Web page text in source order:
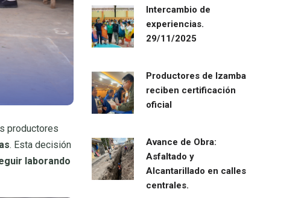
productores
. Esta decisión
laborando
Intercambio de
experiencias.
29/11/2025
Productores de Izamba
reciben certificación
oficial
Avance de Obra:
Asfaltado y
Alcantarillado en calles
centrales.